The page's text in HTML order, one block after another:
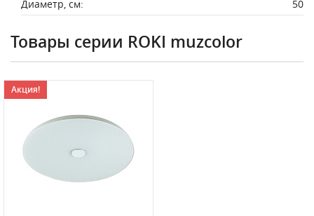
Диаметр, см:
50
Товары серии ROKI muzcolor
Акция!